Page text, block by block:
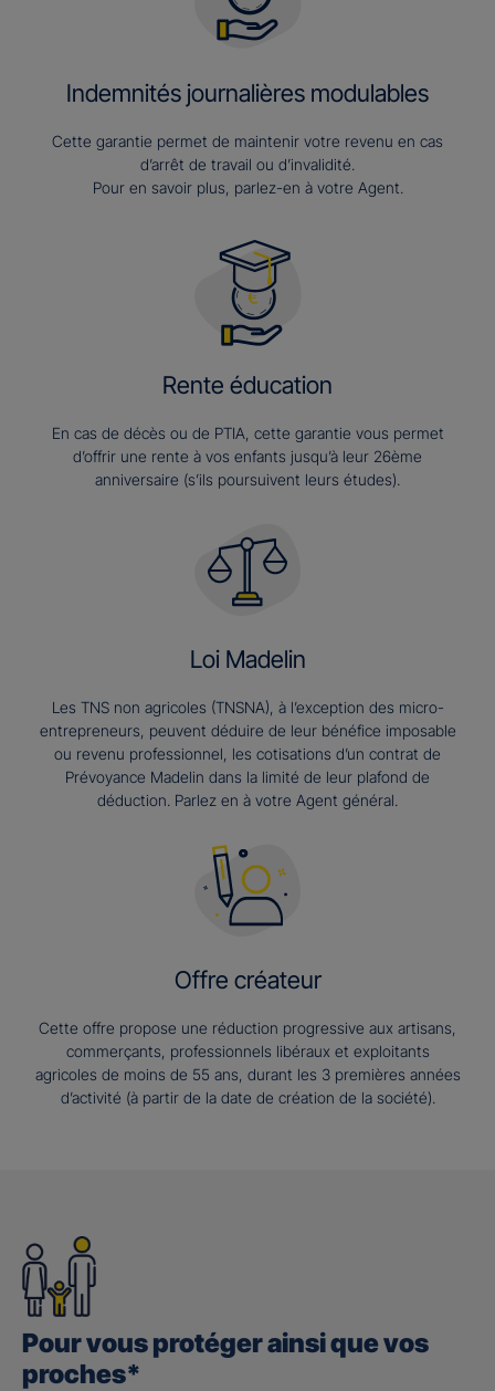
Indemnités journalières modulables
Cette garantie permet de maintenir votre revenu en cas
d’arrêt de travail ou d’invalidité.
Pour en savoir plus, parlez-en à votre Agent.
Rente éducation
En cas de décès ou de PTIA, cette garantie vous permet
d’offrir une rente à vos enfants jusqu’à leur 26ème
anniversaire (s’ils poursuivent leurs études).​
Loi Madelin
Les TNS non agricoles (TNSNA), à l’exception des micro-
entrepreneurs, peuvent déduire de leur bénéfice imposable
ou revenu professionnel, les cotisations d’un contrat de
Prévoyance Madelin dans la limité de leur plafond de
déduction. Parlez en à votre Agent général.
Offre créateur
Cette offre propose une réduction progressive aux artisans,
commerçants, professionnels libéraux et exploitants
agricoles de moins de 55 ans, durant les 3 premières années
d’activité (à partir de la date de création de la société).
Pour vous protéger ainsi que vos
proches*